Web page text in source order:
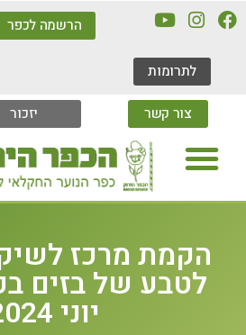
לתרומות
הרשמה לכפר
צור קשר יזכור
הקמת מרכז
לטבע של בזים
יוני 2024